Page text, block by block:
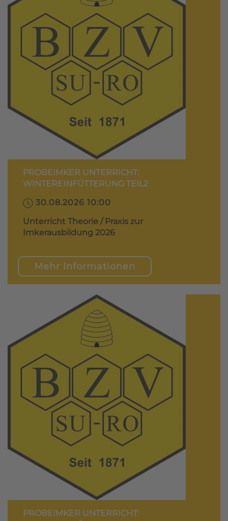
PROBEIMKER UNTERRICHT:
WINTEREINFÜTTERUNG TEIL2
30.08.2026 10:00
Unterricht Theorie / Praxis zur
Imkerausbildung 2026
Mehr Informationen
PROBEIMKER UNTERRICHT: